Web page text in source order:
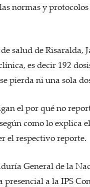
normas y
salud de
es decir 192
pierda ni una sola
el por qué no
como lo explica
el respectivo reporte.
General de la
a la IPS